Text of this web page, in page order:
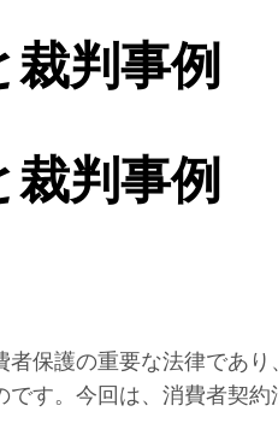
判事例
判事例
保護の重要な法律であ
す。今回は、消費者契